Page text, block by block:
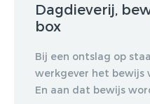
Dagdieverij,
box
Bij een ontslag op
werkgever het bewijs
En aan dat bewijs